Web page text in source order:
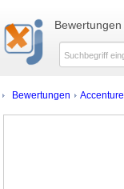
Bewertungen
Bewertungen Accenture